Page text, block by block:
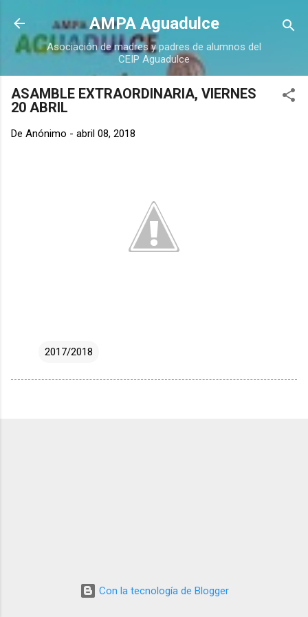
Ir al contenido principal
AMPA Aguadulce
Asociación de madres y padres de alumnos del
CEIP Aguadulce
ASAMBLE EXTRAORDINARIA, VIERNES
20 ABRIL
De Anónimo - abril 08, 2018
2017/2018
Con la tecnología de Blogger